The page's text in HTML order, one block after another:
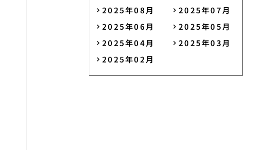
2025年08月
2025年07月
2025年06月
2025年05月
2025年04月
2025年03月
2025年02月